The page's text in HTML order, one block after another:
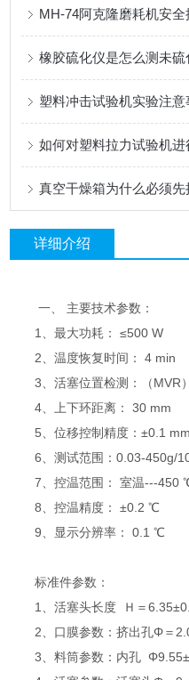
MH-74阿克隆磨耗机安全
橡胶硫化仪是怎么测未
塑料冲击试验机实验注意
如何对塑料拉力试验机
真空干燥箱为什么必须先
详细介绍
一、 主要技术参数：
1、最大功耗： ≤500 W
2、温度恢复时间： 4 min
3、活塞位置检测：（MVR）
4、上下环距离： 30 mm
5、位移控制精度：±0.1 mm
6、测试范围：0.03-450g/
7、控温范围： 室温---450
8、控温精度： ±0.2 ℃
9、显示分辨率： 0.1 ℃
标准件参数：
1、活塞头长度 Ｈ＝
2、口膜参数：挤出孔Φ＝
3、料筒参数：内孔